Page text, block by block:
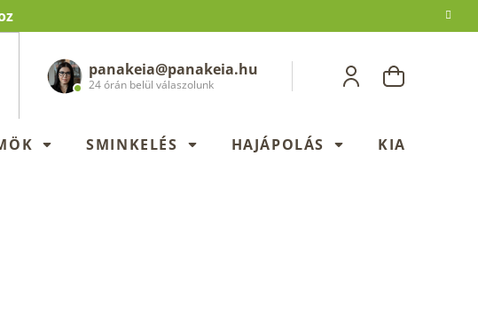
KOSÁR
panakeia@panakeia.hu
24 órán belül válaszolunk
SMINKELÉS HAJÁPOLÁS KIADÁSOK